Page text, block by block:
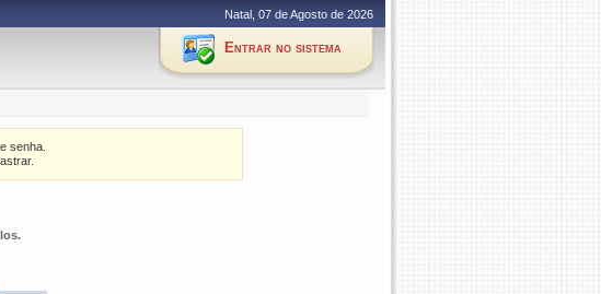
Natal, 07 de Agosto de 2026
Entrar no sistema
senha.